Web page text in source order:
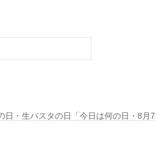
日・生パスタの日「今日は何の日・8月7